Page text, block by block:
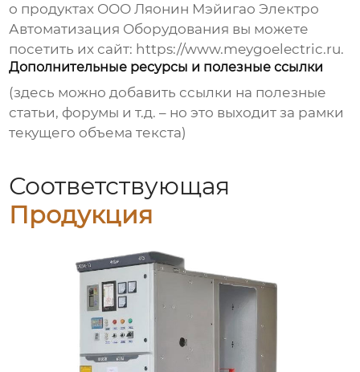
о продуктах ООО Ляонин Мэйигао Электро
Автоматизация Оборудования вы можете
посетить их сайт: https://www.meygoelectric.ru.
Дополнительные ресурсы и полезные ссылки
(здесь можно добавить ссылки на полезные
статьи, форумы и т.д. – но это выходит за рамки
текущего объема текста)
Соответствующая
Продукция